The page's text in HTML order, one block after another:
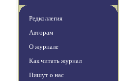
Редколлегия
Авторам
О журнале
Как читать журнал
Пишут о нас